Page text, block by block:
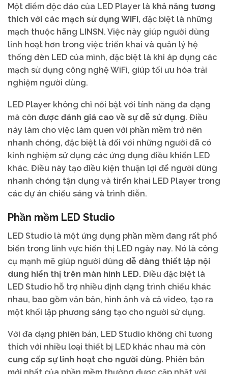
Một điểm độc đáo của LED Player là khả năng tương
thích với các mạch sử dụng WiFi, đặc biệt là những
mạch thuộc hãng LINSN. Việc này giúp người dùng
linh hoạt hơn trong việc triển khai và quản lý hệ
thống đèn LED của mình, đặc biệt là khi áp dụng các
mạch sử dụng công nghệ WiFi, giúp tối ưu hóa trải
nghiệm người dùng.
LED Player không chỉ nổi bật với tính năng đa dạng
mà còn được đánh giá cao về sự dễ sử dụng. Điều
này làm cho việc làm quen với phần mềm trở nên
nhanh chóng, đặc biệt là đối với những người đã có
kinh nghiệm sử dụng các ứng dụng điều khiển LED
khác. Điều này tạo điều kiện thuận lợi để người dùng
nhanh chóng tận dụng và tirển khai LED Player trong
các dự án chiếu sáng và trình diễn.
Phần mềm LED Studio
LED Studio là một ứng dụng phần mềm đang rất phổ
biến trong lĩnh vực hiển thị LED ngày nay. Nó là công
cụ mạnh mẽ giúp người dùng dễ dàng thiết lập nội
dung hiển thị trên màn hình LED. Điều đặc biệt là
LED Studio hỗ trợ nhiều định dạng trình chiếu khác
nhau, bao gồm văn bản, hình ảnh và cả video, tạo ra
một khối lập phương sáng tạo cho người sử dụng.
Với đa dạng phiên bản, LED Studio không chỉ tương
thích với nhiều loại thiết bị LED khác nhau mà còn
cung cấp sự linh hoạt cho người dùng. Phiên bản